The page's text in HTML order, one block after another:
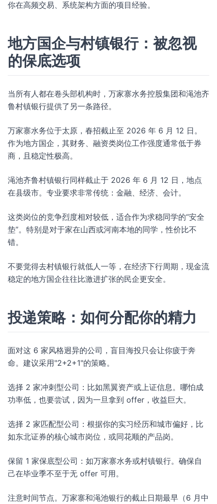
你在高频交易、系统架构方面的项目经验。
地方国企与村镇银行：被忽视
的保底选项
当所有人都在卷头部机构时，万家寨水务控股集团和渑池齐
鲁村镇银行提供了另一条路径。
万家寨水务位于太原，春招截止至 2026 年 6 月 12 日。
作为地方国企，其财务、融资类岗位工作强度通常低于券
商，且稳定性极高。
渑池齐鲁村镇银行同样截止于 2026 年 6 月 12 日，地点
在县级市。专业要求非常传统：金融、经济、会计。
这类岗位的竞争烈度相对较低，适合作为求稳同学的“安全
垫”。特别是对于家在山西或河南本地的同学，性价比不
错。
不要觉得去村镇银行就低人一等，在经济下行周期，现金流
稳定的地方国企往往比激进扩张的民企更安全。
投递策略：如何分配你的精力
面对这 6 家风格迥异的公司，盲目海投只会让你疲于奔
命。建议采用"2+2+1"的策略。
选择 2 家冲刺型公司：比如黑翼资产或上证信息。哪怕成
功率低，也要尝试，因为一旦拿到 offer，收益巨大。
选择 2 家匹配型公司：根据你的实习经历和城市偏好，比
如东北证券的核心城市岗位，或同花顺的产品岗。
保留 1 家保底型公司：如万家寨水务或村镇银行。确保自
己在毕业季不至于无 offer 可用。
注意时间节点。万家寨和渑池银行的截止日期最早（6 月中